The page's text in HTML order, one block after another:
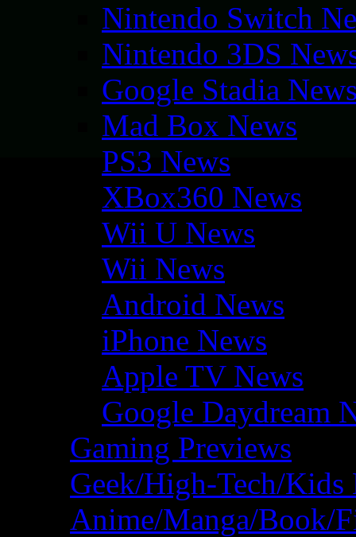
Nintendo Switch
Nintendo 3DS
Google Stadia
Mad Box News
PS3 News
XBox360 News
Wii U News
Wii News
Android News
iPhone News
Apple TV News
Google Daydream
Gaming Previews
Geek/High-Tech/Kids
Anime/Manga/Book/